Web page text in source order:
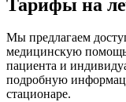
Тарифы на
Мы предлагаем
медицинскую
пациента и
подробную
стационаре.